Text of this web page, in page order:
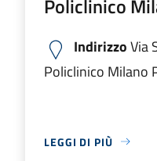
Policlinico
IndirizzoVia
Policlinico Milano
LEGGI DI PIÙ